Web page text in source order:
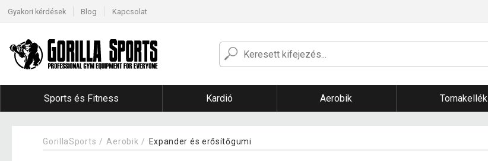
Gyakori kérdések Blog Kapcsolat
Sports és Fitness Kardió Aerobik Tornakellék
GorillaSports Aerobik Expander és erősítőgumi